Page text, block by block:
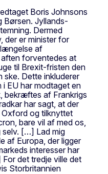
Boris Johnsons
Børsen. Jyllands-
Dermed
der er minister for
af
aften forventedes at
til Brexit-fristen den
ske. Dette inkluderer
EU har modtaget en
bekræftes af Frankrigs
har sagt, at der
og tilknyttet
bare vil af med os,
selv. […] Lad mig
af Europa, der ligger
interesser har
det tredje ville det
Storbritannien